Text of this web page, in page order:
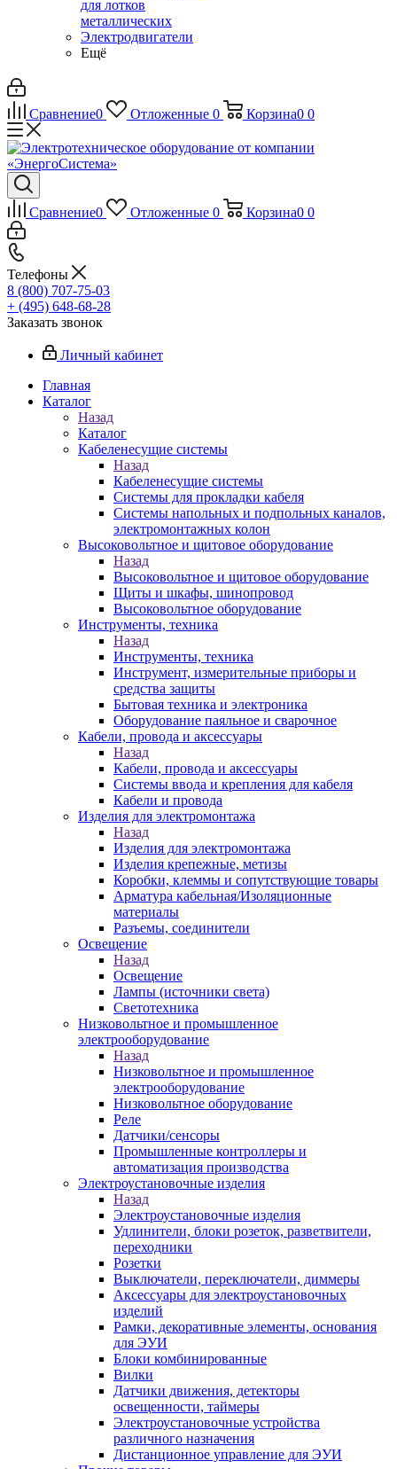
для лотков
металлических
Электродвигатели
Ещё
Сравнение0 Отложенные 0 Корзина0 0
Сравнение0 Отложенные 0 Корзина0 0
Телефоны
8 (800) 707-75-03
+ (495) 648-68-28
Заказать звонок
Личный кабинет
Главная
Каталог
Назад
Каталог
Кабеленесущие системы
Назад
Кабеленесущие системы
Системы для прокладки кабеля
Системы напольных и подпольных каналов,
электромонтажных колон
Высоковольтное и щитовое оборудование
Назад
Высоковольтное и щитовое оборудование
Щиты и шкафы, шинопровод
Высоковольтное оборудование
Инструменты, техника
Назад
Инструменты, техника
Инструмент, измерительные приборы и
средства защиты
Бытовая техника и электроника
Оборудование паяльное и сварочное
Кабели, провода и аксессуары
Назад
Кабели, провода и аксессуары
Системы ввода и крепления для кабеля
Кабели и провода
Изделия для электромонтажа
Назад
Изделия для электромонтажа
Изделия крепежные, метизы
Коробки, клеммы и сопутствующие товары
Арматура кабельная/Изоляционные
материалы
Разъемы, соединители
Освещение
Назад
Освещение
Лампы (источники света)
Светотехника
Низковольтное и промышленное
электрооборудование
Назад
Низковольтное и промышленное
электрооборудование
Низковольтное оборудование
Реле
Датчики/сенсоры
Промышленные контроллеры и
автоматизация производства
Электроустановочные изделия
Назад
Электроустановочные изделия
Удлинители, блоки розеток, разветвители,
переходники
Розетки
Выключатели, переключатели, диммеры
Аксессуары для электроустановочных
изделий
Рамки, декоративные элементы, основания
для ЭУИ
Блоки комбинированные
Вилки
Датчики движения, детекторы
освещенности, таймеры
Электроустановочные устройства
различного назначения
Дистанционное управление для ЭУИ